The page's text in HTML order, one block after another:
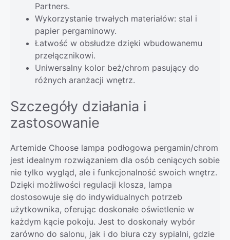
Partners.
Wykorzystanie trwałych materiałów: stal i
papier pergaminowy.
Łatwość w obsłudze dzięki wbudowanemu
przełącznikowi.
Uniwersalny kolor beż/chrom pasujący do
różnych aranżacji wnętrz.
Szczegóły działania i
zastosowanie
Artemide Choose lampa podłogowa pergamin/chrom
jest idealnym rozwiązaniem dla osób ceniących sobie
nie tylko wygląd, ale i funkcjonalność swoich wnętrz.
Dzięki możliwości regulacji klosza, lampa
dostosowuje się do indywidualnych potrzeb
użytkownika, oferując doskonałe oświetlenie w
każdym kącie pokoju. Jest to doskonały wybór
zarówno do salonu, jak i do biura czy sypialni, gdzie